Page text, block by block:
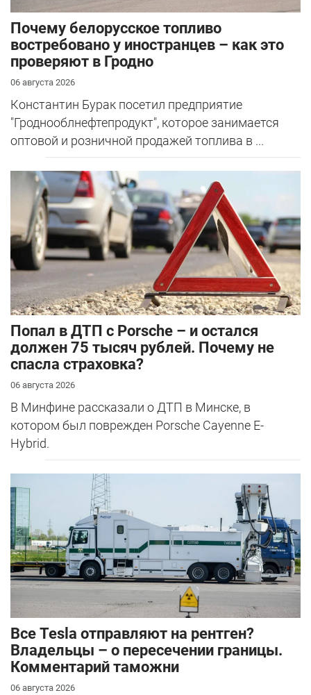
Почему белорусское топливо
востребовано у иностранцев – как это
проверяют в Гродно
06 августа 2026
Константин Бурак посетил предприятие
"Гроднооблнефтепродукт", которое занимается
оптовой и розничной продажей топлива в ...
​Попал в ДТП с Porsche – и остался
должен 75 тысяч рублей. Почему не
спасла страховка?
06 августа 2026
В Минфине рассказали о ДТП в Минске, в
котором был поврежден Porsche Cayenne E-
Hybrid.
Все Tesla отправляют на рентген?
Владельцы – о пересечении границы.
Комментарий таможни
06 августа 2026